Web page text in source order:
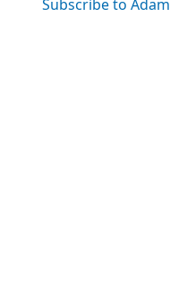
Subscribe to Adam